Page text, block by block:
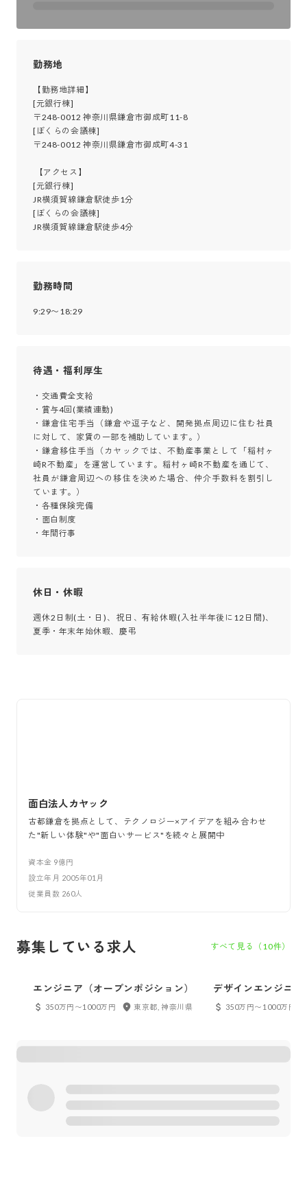
勤務地
【勤務地詳細】
[元銀行棟]
〒248-0012 神奈川県鎌倉市御成町11-8
[ぼくらの会議棟]
〒248-0012 神奈川県鎌倉市御成町4-31
[元銀行棟]
JR横須賀線鎌倉駅徒歩1分
[ぼくらの会議棟]
JR横須賀線鎌倉駅徒歩4分
勤務時間
9:29〜18:29
待遇・福利厚生
・交通費全支給
・賞与4回(業績連動)
・鎌倉住宅手当（鎌倉や逗子など、開発拠点周辺に住む社員
に対して、家賃の一部を補助しています。）
・鎌倉移住手当（カヤックでは、不動産事業として「稲村ヶ
崎R不動産」を運営しています。稲村ヶ崎R不動産を通じて、
社員が鎌倉周辺への移住を決めた場合、仲介手数料を割引し
ています。）
・各種保険完備
・面白制度
・年間行事
休日・休暇
週休2日制(土・日)、祝日、有給休暇(入社半年後に12日間)、
夏季・年末年始休暇、慶弔
面白法人カヤック
古都鎌倉を拠点として、テクノロジー×アイデアを組み合わせ
た"新しい体験"や"面白いサービス"を続々と展開中
資本金 9億円
設立年月 2005年01月
従業員数 260人
募集している求人 すべて見る（ 10件）
エンジニア（オープンポジション）
350万円〜1000万円 東京都, 神奈川県
デザインエンジニ
ドエンジニア、フ
350万円〜1000万円